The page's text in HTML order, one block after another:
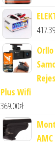
417.39
Plus Wifi
369.00zł